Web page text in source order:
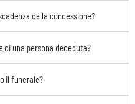
della concessione?
di una persona deceduta?
il funerale?